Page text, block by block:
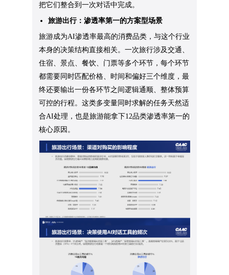
把它们整合到一次对话中完成。
旅游出行：渗透率第一的方案型场景
旅游成为AI渗透率最高的消费品类，与这个行业
本身的决策结构直接相关。一次旅行涉及交通、
住宿、景点、餐饮、门票等多个环节，每个环节
都需要同时匹配价格、时间和偏好三个维度，最
终还要输出一份各环节之间逻辑通顺、整体预算
可控的行程。这类多变量同时求解的任务天然适
合AI处理，也是旅游能拿下12品类渗透率第一的
核心原因。